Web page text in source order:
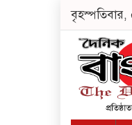
বৃহস্পতিবার,